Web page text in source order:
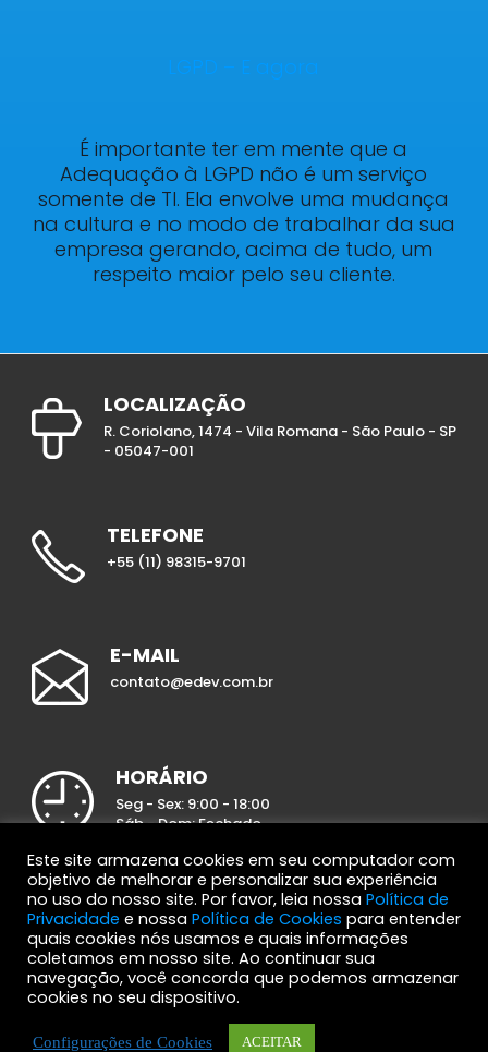
LGPD – E agora
É importante ter em mente que a
Adequação à LGPD não é um serviço
somente de TI. Ela envolve uma mudança
na cultura e no modo de trabalhar da sua
empresa gerando, acima de tudo, um
respeito maior pelo seu cliente.
LOCALIZAÇÃO
R. Coriolano, 1474 - Vila Romana - São Paulo - SP
- 05047-001
TELEFONE
+55 (11) 98315-9701
E-MAIL
contato@edev.com.br
HORÁRIO
Seg - Sex: 9:00 - 18:00
Sáb - Dom: Fechado
© 2017 e.Dev Solutions. Todos os direitos reservados.
HOME A EMPRESA SERVIÇOS
CONTATO
Este site armazena cookies em seu computador com
objetivo de melhorar e personalizar sua experiência
no uso do nosso site. Por favor, leia nossa Política de
Privacidade e nossa Política de Cookies para entender
quais cookies nós usamos e quais informações
coletamos em nosso site. Ao continuar sua
navegação, você concorda que podemos armazenar
cookies no seu dispositivo.
Configurações de Cookies ACEITAR